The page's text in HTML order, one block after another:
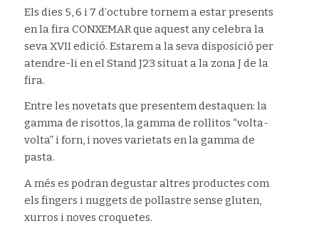
Els dies 5, 6 i 7 d’octubre tornem a estar presents
en la fira CONXEMAR que aquest any celebra la
seva XVII edició. Estarem a la seva disposició per
atendre-li en el Stand J23 situat a la zona J de la
fira.
Entre les novetats que presentem destaquen: la
gamma de risottos, la gamma de rollitos “volta-
volta” i forn, i noves varietats en la gamma de
pasta.
A més es podran degustar altres productes com
els fingers i nuggets de pollastre sense gluten,
xurros i noves croquetes.